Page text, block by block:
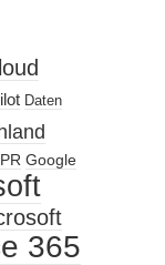
Daten
Google
365